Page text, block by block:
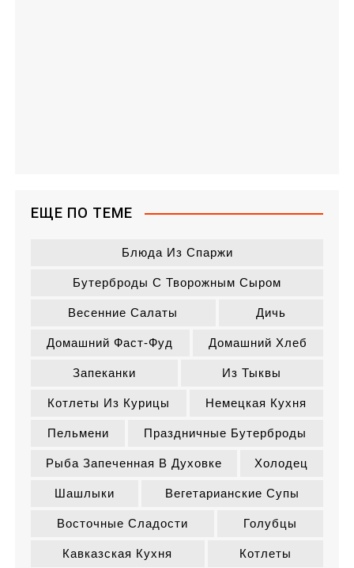
ЕЩЕ ПО ТЕМЕ
Блюда Из Спаржи
Бутерброды С Творожным Сыром
Весенние Салаты Дичь
Домашний Фаст-Фуд Домашний Хлеб
Запеканки Из Тыквы
Котлеты Из Курицы Немецкая Кухня
Пельмени Праздничные Бутерброды
Рыба Запеченная В Духовке Холодец
Шашлыки Вегетарианские Супы
Восточные Сладости Голубцы
Кавказская Кухня Котлеты